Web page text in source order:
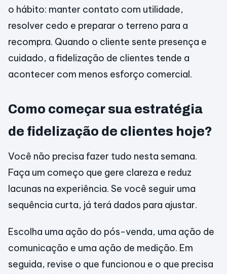
o hábito: manter contato com utilidade,
resolver cedo e preparar o terreno para a
recompra. Quando o cliente sente presença e
cuidado, a fidelização de clientes tende a
acontecer com menos esforço comercial.
Como começar sua estratégia
de fidelização de clientes hoje?
Você não precisa fazer tudo nesta semana.
Faça um começo que gere clareza e reduz
lacunas na experiência. Se você seguir uma
sequência curta, já terá dados para ajustar.
Escolha uma ação do pós-venda, uma ação de
comunicação e uma ação de medição. Em
seguida, revise o que funcionou e o que precisa